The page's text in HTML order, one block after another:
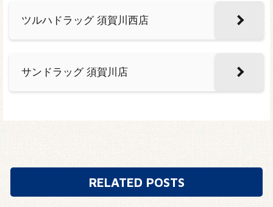
ツルハドラッグ 須賀川西店
サンドラッグ 須賀川店
RELATED POSTS